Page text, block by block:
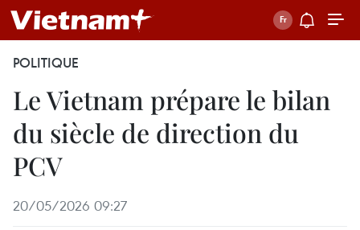
POLITIQUE
Le Vietnam prépare le bilan
du siècle de direction du
PCV
20/05/2026 09:27